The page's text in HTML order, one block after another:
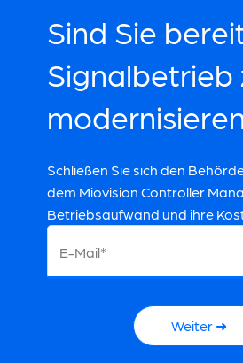
Sind Sie
Signalbetrieb
Schließen Sie sich den
dem Miovision Controller
Betriebsaufwand und ihre
E-Mail*
Weiter ➜